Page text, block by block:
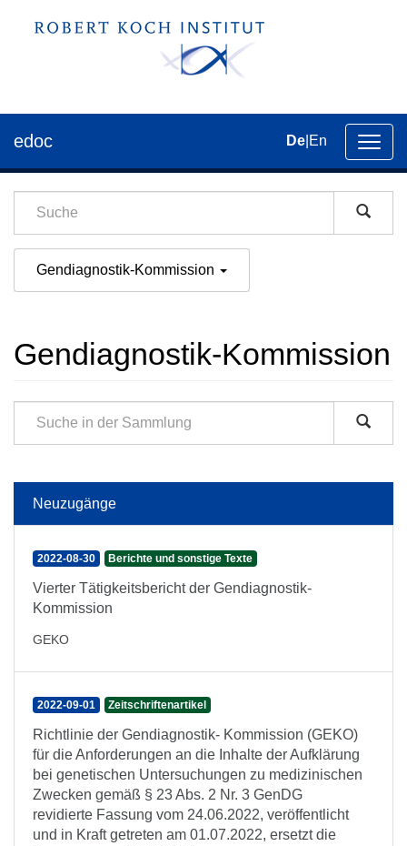
der
edoc De En
Gendiagnostik-Kommission
Gendiagnostik-Kommission
Neuzugänge
2022-08-30 Berichte und sonstige Texte
Vierter Tätigkeitsbericht der Gendiagnostik-
Kommission
GEKO
2022-09-01 Zeitschriftenartikel
Richtlinie der Gendiagnostik- Kommission (GEKO)
für die Anforderungen an die Inhalte der Aufklärung
bei genetischen Untersuchungen zu medizinischen
Zwecken gemäß § 23 Abs. 2 Nr. 3 GenDG
revidierte Fassung vom 24.06.2022, veröffentlicht
und in Kraft getreten am 01.07.2022, ersetzt die